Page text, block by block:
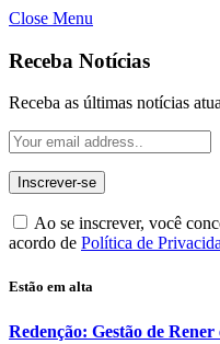
Close Menu
Receba Notícias
Receba as últimas notícias
Ao se inscrever, você
acordo de Política de
Estão em alta
Redenção: Gestão de